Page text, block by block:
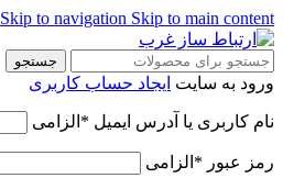
Skip to navigation Skip to main content
جستجو
ورود به سایت ایجاد حساب کاربری
نام کاربری یا آدرس ایمیل * الزامی
رمز عبور * الزامی